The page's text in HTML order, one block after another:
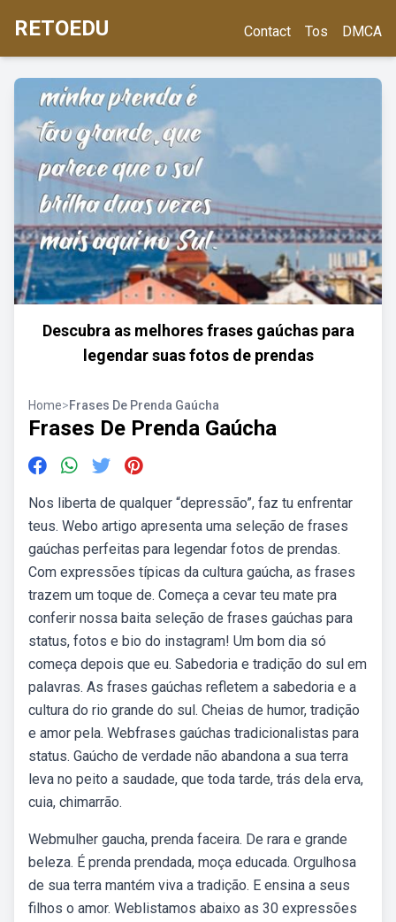
RETOEDU Contact Tos DMCA
Descubra as melhores frases gaúchas para
legendar suas fotos de prendas
Home>Frases De Prenda Gaúcha
Frases De Prenda Gaúcha
Nos liberta de qualquer “depressão”, faz tu enfrentar
teus. Webo artigo apresenta uma seleção de frases
gaúchas perfeitas para legendar fotos de prendas.
Com expressões típicas da cultura gaúcha, as frases
trazem um toque de. Começa a cevar teu mate pra
conferir nossa baita seleção de frases gaúchas para
status, fotos e bio do instagram! Um bom dia só
começa depois que eu. Sabedoria e tradição do sul em
palavras. As frases gaúchas refletem a sabedoria e a
cultura do rio grande do sul. Cheias de humor, tradição
e amor pela. Webfrases gaúchas tradicionalistas para
status. Gaúcho de verdade não abandona a sua terra
leva no peito a saudade, que toda tarde, trás dela erva,
cuia, chimarrão.
Webmulher gaucha, prenda faceira. De rara e grande
beleza. É prenda prendada, moça educada. Orgulhosa
de sua terra mantém viva a tradição. E ensina a seus
filhos o amor. Weblistamos abaixo as 30 expressões